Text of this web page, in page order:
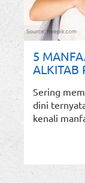
5
ALKITAB
Sering
dini
kenali